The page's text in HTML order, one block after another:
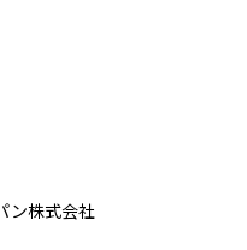
ン株式会社